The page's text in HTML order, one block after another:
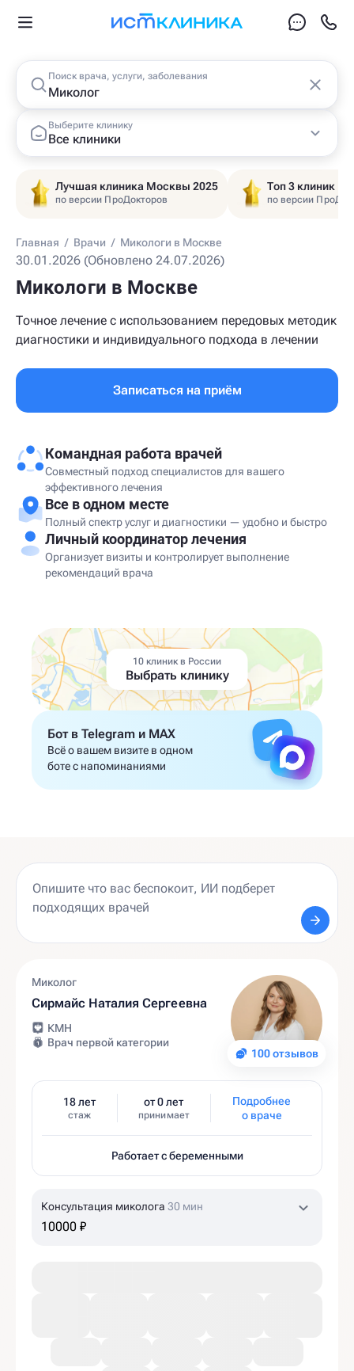
Поиск врача, услуги, заболевания
Выберите клинику
Все клиники
Лучшая клиника Москвы 2025
по версии ПроДокторов
Топ 3 клиник
по версии
Главная / Врачи / Микологи в Москве
30.01.2026 (Обновлено 24.07.2026)
Микологи в Москве
Точное лечение с использованием передовых методик
диагностики и индивидуального подхода в лечении
Записаться на приём
Командная работа врачей
Совместный подход специалистов для вашего
эффективного лечения
Все в одном месте
Полный спектр услуг и диагностики — удобно и быстро
Личный координатор лечения
Организует визиты и контролирует выполнение
рекомендаций врача
10 клиник в России
Выбрать клинику
Бот в Telegram и MAX
Всё о вашем визите в одном
боте с напоминаниями
100 отзывов
Миколог
Сирмайс Наталия Сергеевна
КМН
Врач первой категории
18 лет
стаж
от 0 лет
принимает
Подробнее
о враче
Работает с беременными
Консультация миколога 30 мин
10000 ₽